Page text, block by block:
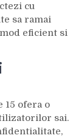
cu
sa ramai
eficient si
15 ofera o
sai.